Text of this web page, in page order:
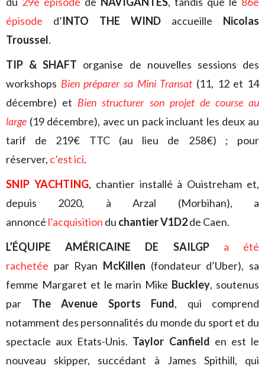
épisode d’INTO THE WIND accueille Nicolas
Troussel.
TIP & SHAFT organise de nouvelles sessions des
workshops Bien préparer sa Mini Transat(11, 12 et 14
décembre) et Bien structurer son projet de course au
large (19 décembre), avec un pack incluant les deux au
tarif de 219€ TTC (au lieu de 258€) ; pour
réserver, c’est ici.
SNIP YACHTING, chantier installé à Ouistreham et,
depuis 2020, à Arzal (Morbihan), a
annoncé l’acquisition du chantier V1D2de Caen.
L’ÉQUIPE AMÉRICAINE DE SAILGP
a été
rachetée par Ryan McKillen (fondateur d’Uber), sa
femme Margaret et le marin Mike Buckley, soutenus
par The Avenue Sports Fund, qui comprend
notamment des personnalités du monde du sport et du
spectacle aux Etats-Unis. Taylor Canfield en est le
nouveau skipper, succédant à James Spithill, qui